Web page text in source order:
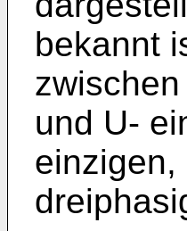
bekannt
und U-
einzigen,